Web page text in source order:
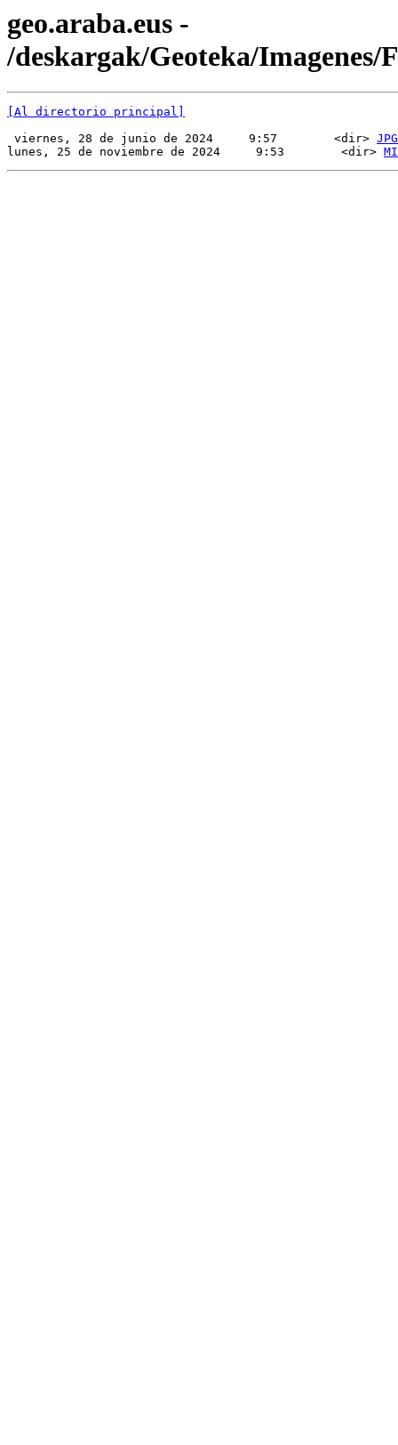
geo.araba.eus -
/deskargak/Geoteka/Imagenes/
[Al directorio principal]
viernes, 28 de junio de 2024     9:57        <dir> JPG
lunes, 25 de noviembre de 2024     9:53        <dir>